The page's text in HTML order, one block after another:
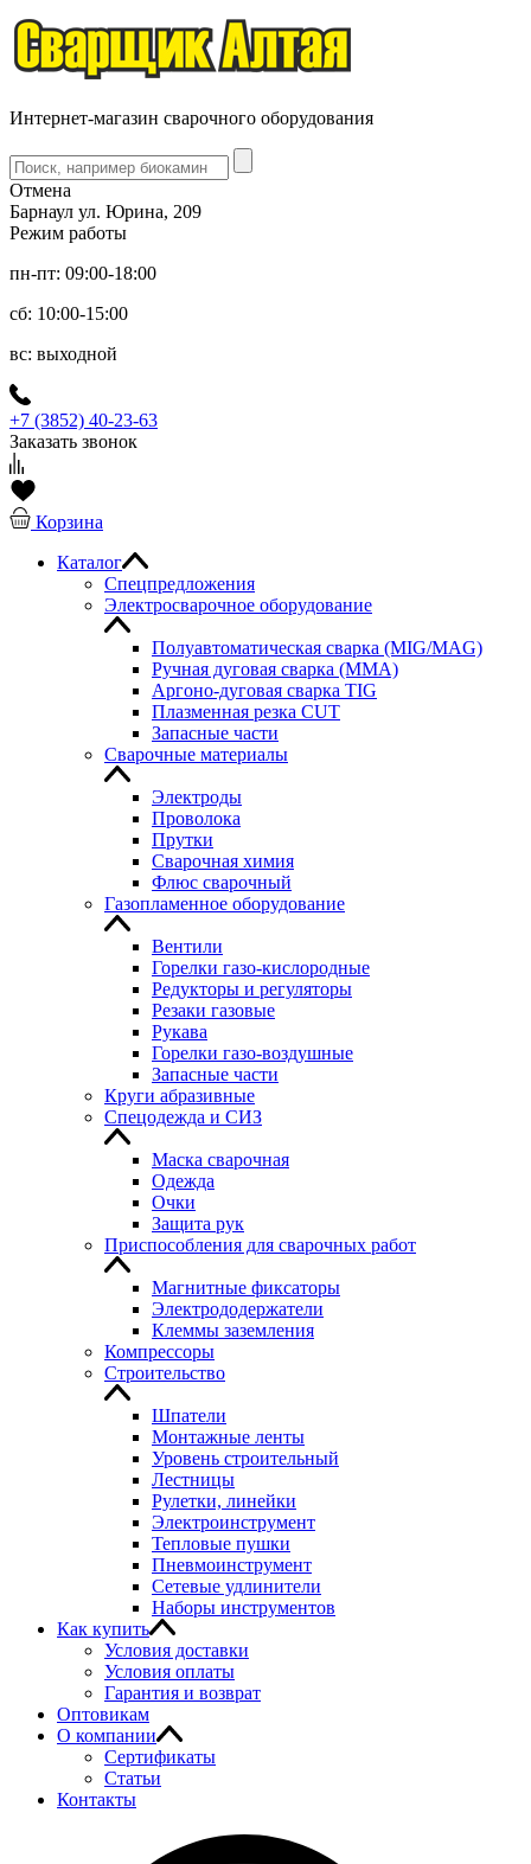
Интернет-магазин сварочного оборудования
Отмена
Барнаул ул. Юрина, 209
Режим работы
пн-пт: 09:00-18:00
сб: 10:00-15:00
вс: выходной
+7 (3852) 40-23-63
Заказать звонок
Корзина
Каталог
Спецпредложения
Электросварочное оборудование
Полуавтоматическая сварка (MIG/MAG)
Ручная дуговая сварка (MMA)
Аргоно-дуговая сварка TIG
Плазменная резка CUT
Запасные части
Сварочные материалы
Электроды
Проволока
Прутки
Сварочная химия
Флюс сварочный
Газопламенное оборудование
Вентили
Горелки газо-кислородные
Редукторы и регуляторы
Резаки газовые
Рукава
Горелки газо-воздушные
Запасные части
Круги абразивные
Спецодежда и СИЗ
Маска сварочная
Одежда
Очки
Защита рук
Приспособления для сварочных работ
Магнитные фиксаторы
Электрододержатели
Клеммы заземления
Компрессоры
Строительство
Шпатели
Монтажные ленты
Уровень строительный
Лестницы
Рулетки, линейки
Электроинструмент
Тепловые пушки
Пневмоинструмент
Сетевые удлинители
Наборы инструментов
Как купить
Условия доставки
Условия оплаты
Гарантия и возврат
Оптовикам
О компании
Сертификаты
Статьи
Контакты